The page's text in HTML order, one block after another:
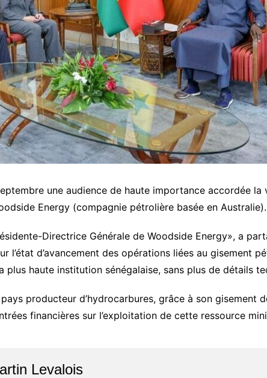
une audience de haute importance accordée la
Energy (compagnie pétrolière basée en Australie).
Directrice Générale de Woodside Energy», a
l’état d’avancement des opérations liées au gisement
haute institution sénégalaise, sans plus de détails
producteur d’hydrocarbures, grâce à son gisement
financières sur l’exploitation de cette ressource
Levalois